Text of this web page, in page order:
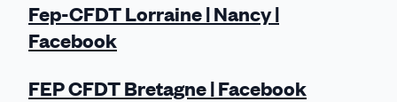
des
Fep-CFDT Lorraine | Nancy |
Facebook
FEP CFDT Bretagne | Facebook